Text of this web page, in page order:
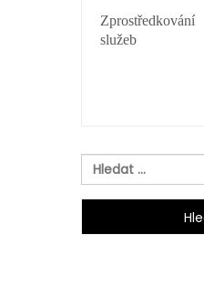
PRO
PŘÍSPĚVEK
Zprostředkování
služeb
Vyhledávání